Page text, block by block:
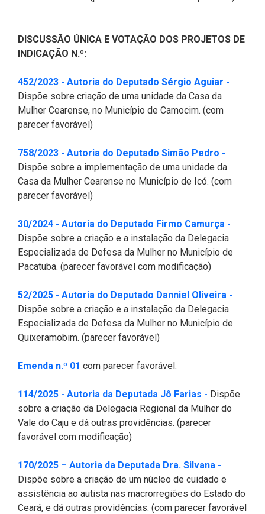
DISCUSSÃO ÚNICA E VOTAÇÃO DOS PROJETOS DE
INDICAÇÃO N.º:
452/2023 - Autoria do Deputado Sérgio Aguiar -
Dispõe sobre criação de uma unidade da Casa da
Mulher Cearense, no Município de Camocim. (com
parecer favorável)
758/2023 - Autoria do Deputado Simão Pedro -
Dispõe sobre a implementação de uma unidade da
Casa da Mulher Cearense no Município de Icó. (com
parecer favorável)
30/2024 - Autoria do Deputado Firmo Camurça -
Dispõe sobre a criação e a instalação da Delegacia
Especializada de Defesa da Mulher no Município de
Pacatuba. (parecer favorável com modificação)
52/2025 - Autoria do Deputado Danniel Oliveira -
Dispõe sobre a criação e a instalação da Delegacia
Especializada de Defesa da Mulher no Município de
Quixeramobim. (parecer favorável)
Emenda n.º 01 (Abre em nova janela)
com parecer favorável.
114/2025 - Autoria da Deputada Jô Farias - (Abre em
Dispõe
sobre a criação da Delegacia Regional da Mulher do
Vale do Caju e dá outras providências. (parecer
favorável com modificação)
170/2025 – Autoria da Deputada Dra. Silvana -
Dispõe sobre a criação de um núcleo de cuidado e
assistência ao autista nas macrorregiões do Estado do
Ceará, e dá outras providências. (com parecer favorável